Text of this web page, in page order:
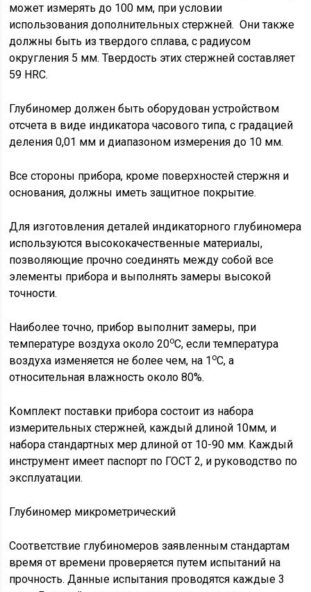
может измерять до 100 мм, при условии
использования дополнительных стержней. Они также
должны быть из твердого сплава, с радиусом
округления 5 мм. Твердость этих стержней составляет
59 HRC.
Глубиномер должен быть оборудован устройством
отсчета в виде индикатора часового типа, с градацией
деления 0,01 мм и диапазоном измерения до 10 мм.
Все стороны прибора, кроме поверхностей стержня и
основания, должны иметь защитное покрытие.
Для изготовления деталей индикаторного глубиномера
используются высококачественные материалы,
позволяющие прочно соединять между собой все
элементы прибора и выполнять замеры высокой
точности.
Наиболее точно, прибор выполнит замеры, при
температуре воздуха около 20оС, если температура
воздуха изменяется не более чем, на 1оС, а
относительная влажность около 80%.
Комплект поставки прибора состоит из набора
измерительных стержней, каждый длиной 10мм, и
набора стандартных мер длиной от 10-90 мм. Каждый
инструмент имеет паспорт по ГОСТ 2, и руководство по
эксплуатации.
Глубиномер микрометрический
Соответствие глубиномеров заявленным стандартам
время от времени проверяется путем испытаний на
прочность. Данные испытания проводятся каждые 3